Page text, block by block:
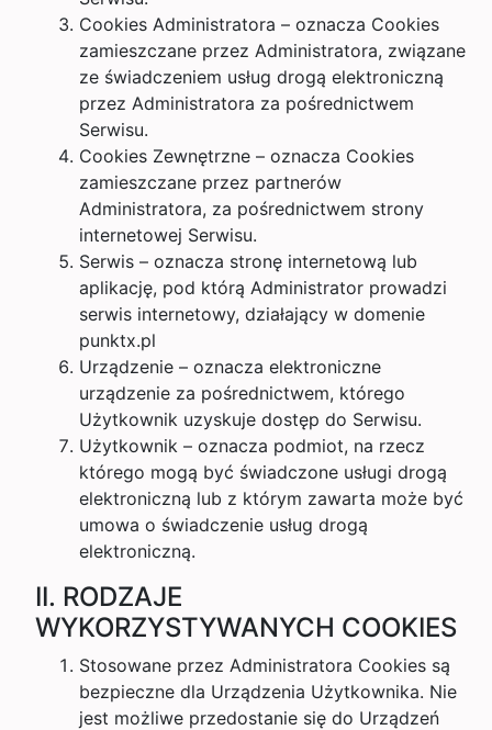
Cookies Administratora – oznacza Cookies
zamieszczane przez Administratora, związane
ze świadczeniem usług drogą elektroniczną
przez Administratora za pośrednictwem
Serwisu.
Cookies Zewnętrzne – oznacza Cookies
zamieszczane przez partnerów
Administratora, za pośrednictwem strony
internetowej Serwisu.
Serwis – oznacza stronę internetową lub
aplikację, pod którą Administrator prowadzi
serwis internetowy, działający w domenie
punktx.pl
Urządzenie – oznacza elektroniczne
urządzenie za pośrednictwem, którego
Użytkownik uzyskuje dostęp do Serwisu.
Użytkownik – oznacza podmiot, na rzecz
którego mogą być świadczone usługi drogą
elektroniczną lub z którym zawarta może być
umowa o świadczenie usług drogą
elektroniczną.
II. RODZAJE
WYKORZYSTYWANYCH COOKIES
Stosowane przez Administratora Cookies są
bezpieczne dla Urządzenia Użytkownika. Nie
jest możliwe przedostanie się do Urządzeń